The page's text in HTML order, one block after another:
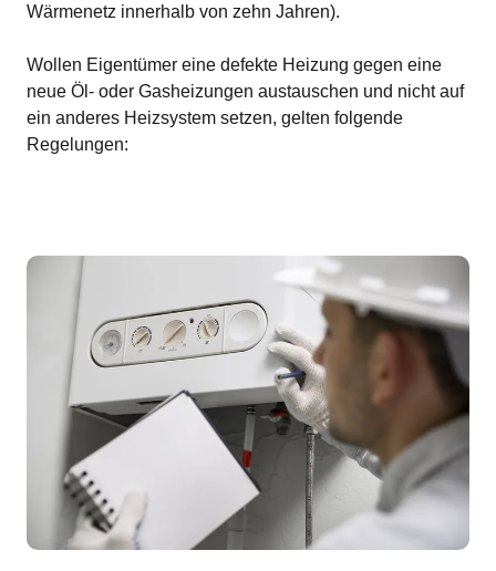
Wärmenetz innerhalb von zehn Jahren).
Wollen Eigentümer eine defekte Heizung gegen eine
neue Öl- oder Gasheizungen austauschen und nicht auf
ein anderes Heizsystem setzen, gelten folgende
Regelungen: